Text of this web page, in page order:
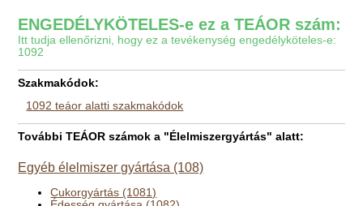
ENGEDÉLYKÖTELES-e ez a TEÁOR szám:
Itt tudja ellenőrizni, hogy ez a tevékenység engedélyköteles-e:
1092
Szakmakódok:
1092 teáor alatti szakmakódok
További TEÁOR számok a "Élelmiszergyártás" alatt:
Egyéb élelmiszer gyártása (108)
Cukorgyártás (1081)